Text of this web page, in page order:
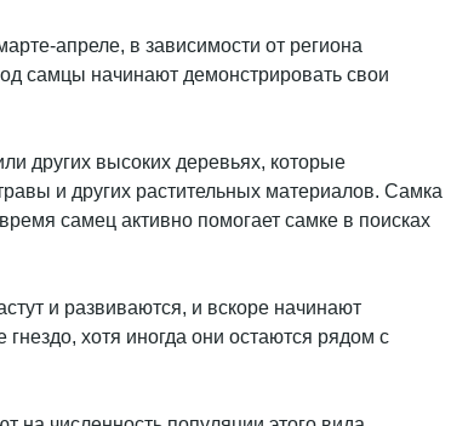
апреле, в зависимости от региона
самцы начинают демонстрировать свои
других высоких деревьях, которые
и других растительных материалов. Самка
самец активно помогает самке в поисках
и развиваются, и вскоре начинают
хотя иногда они остаются рядом с